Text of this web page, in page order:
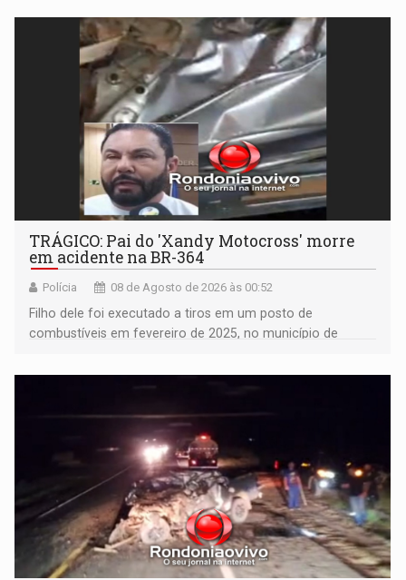
TRÁGICO: Pai do 'Xandy Motocross' morre
em acidente na BR-364
Polícia 08 de Agosto de 2026 às 00:52
Filho dele foi executado a tiros em um posto de
combustíveis em fevereiro de 2025, no município de